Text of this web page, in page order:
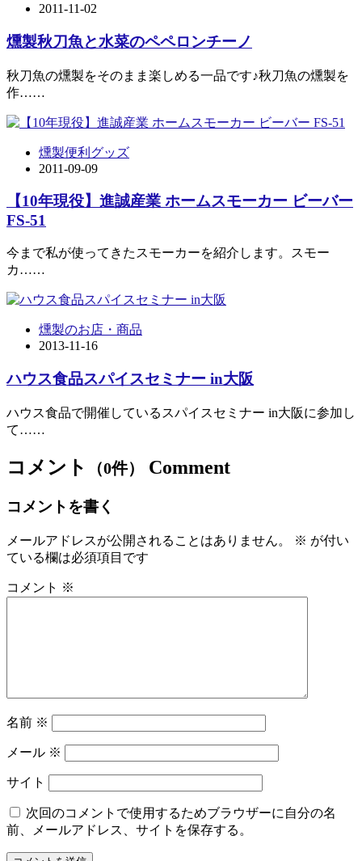
2011-11-02
燻製秋刀魚と水菜のペペロンチーノ
秋刀魚の燻製をそのまま楽しめる一品です♪秋刀魚の燻製を
作……
燻製便利グッズ
2011-09-09
【10年現役】進誠産業 ホームスモーカー ビーバー
FS-51
今まで私が使ってきたスモーカーを紹介します。スモー
カ……
燻製のお店・商品
2013-11-16
ハウス食品スパイスセミナー in大阪
ハウス食品で開催しているスパイスセミナー in大阪に参加し
て……
コメント （0件） Comment
コメントを書く
メールアドレスが公開されることはありません。 ※ が付い
ている欄は必須項目です
コメント ※
名前 ※
メール ※
サイト
次回のコメントで使用するためブラウザーに自分の名
前、メールアドレス、サイトを保存する。